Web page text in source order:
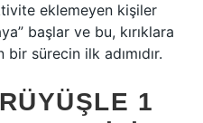
eklemeyen kişiler
başlar ve bu, kırıklara
sürecin ilk adımıdır.
1